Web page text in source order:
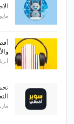
مايو 12,
أبريل
مارس